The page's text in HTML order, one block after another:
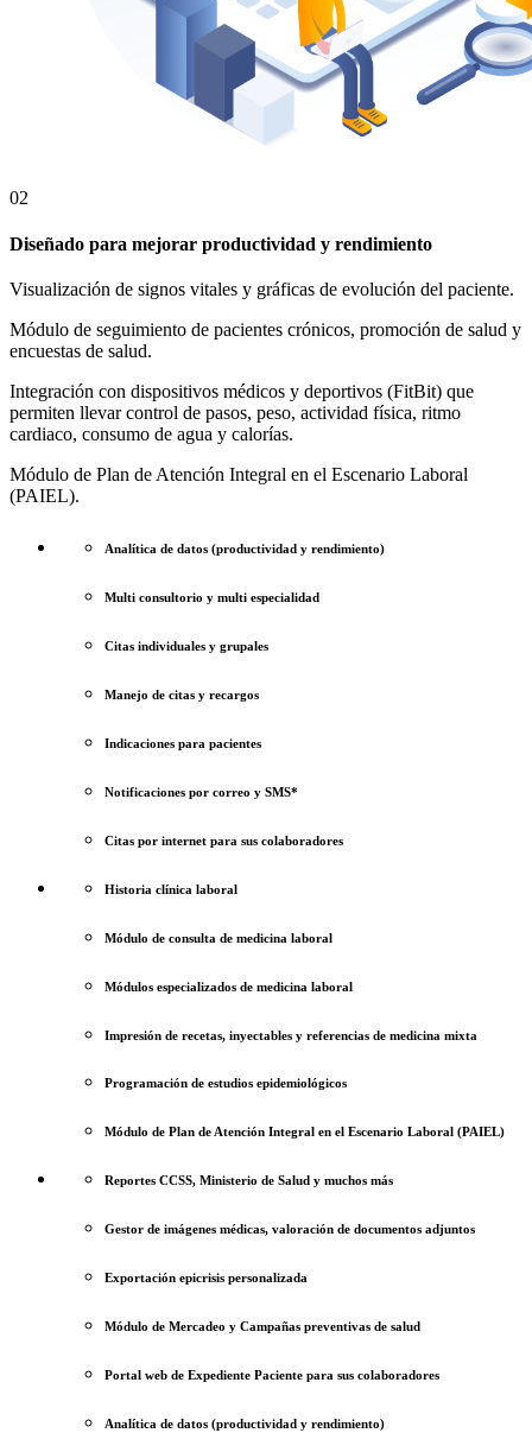
02
Diseñado para mejorar productividad y rendimiento
Visualización de signos vitales y gráficas de evolución del paciente.
Módulo de seguimiento de pacientes crónicos, promoción de salud y
encuestas de salud.
Integración con dispositivos médicos y deportivos (FitBit) que
permiten llevar control de pasos, peso, actividad física, ritmo
cardiaco, consumo de agua y calorías.
Módulo de Plan de Atención Integral en el Escenario Laboral
(PAIEL).
Analítica de datos (productividad y rendimiento)
Multi consultorio y multi especialidad
Citas individuales y grupales
Manejo de citas y recargos
Indicaciones para pacientes
Notificaciones por correo y SMS*
Citas por internet para sus colaboradores
Historia clínica laboral
Módulo de consulta de medicina laboral
Módulos especializados de medicina laboral
Impresión de recetas, inyectables y referencias de medicina mixta
Programación de estudios epidemiológicos
Módulo de Plan de Atención Integral en el Escenario Laboral (PAIEL)
Reportes CCSS, Ministerio de Salud y muchos más
Gestor de imágenes médicas, valoración de documentos adjuntos
Exportación epicrisis personalizada
Módulo de Mercadeo y Campañas preventivas de salud
Portal web de Expediente Paciente para sus colaboradores
Analítica de datos (productividad y rendimiento)